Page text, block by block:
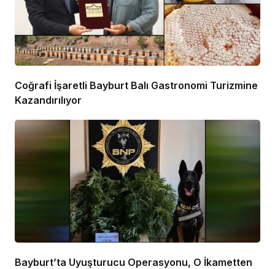
Coğrafi İşaretli Bayburt Balı Gastronomi Turizmine
Kazandırılıyor
Bayburt’ta Uyuşturucu Operasyonu, O İkametten